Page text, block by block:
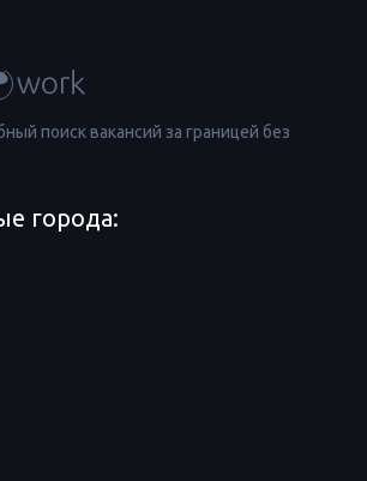
поиск вакансий за границей без
города: